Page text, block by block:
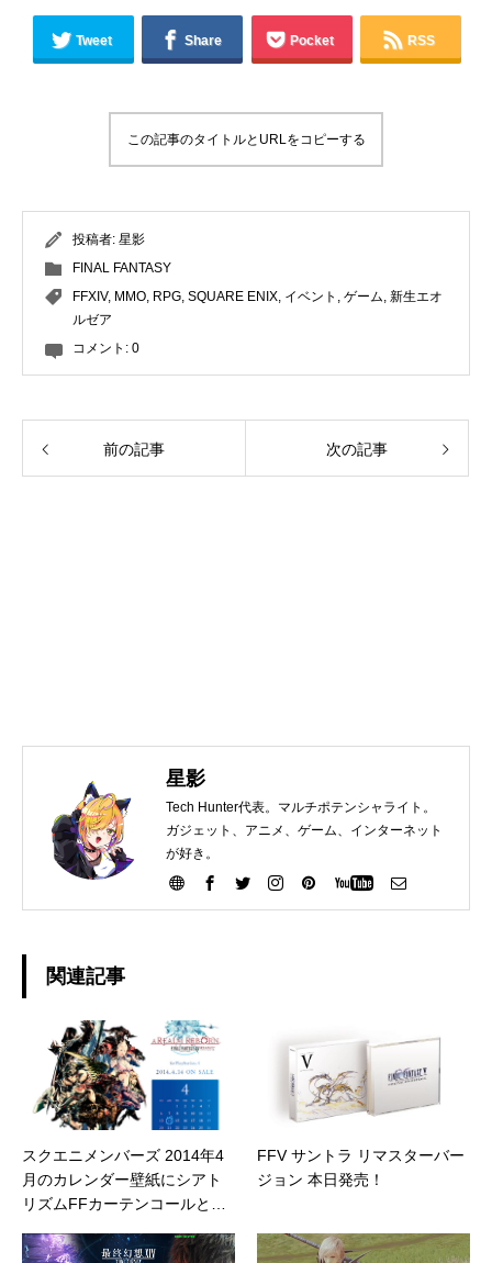
Tweet Share Pocket RSS
この記事のタイトルとURLをコピーする
投稿者: 星影
FINAL FANTASY
FFXIV, MMO RPG SQUARE ENIX イベント ゲーム 新生エオ
ルゼア
コメント: 0
前の記事 次の記事
星影
Tech Hunter代表。マルチポテンシャライト。
ガジェット、アニメ、ゲーム、インターネット
が好き。
関連記事
スクエニメンバーズ 2014年4
月のカレンダー壁紙にシアト
リズムFFカーテンコールとPS
FFV サントラ リマスターバー
ジョン 本日発売！